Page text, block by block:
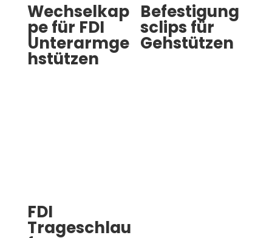
Wechselkap
pe für FDI
Unterarmge
hstützen
Befestigung
sclips für
Gehstützen
FDI
Trageschlau